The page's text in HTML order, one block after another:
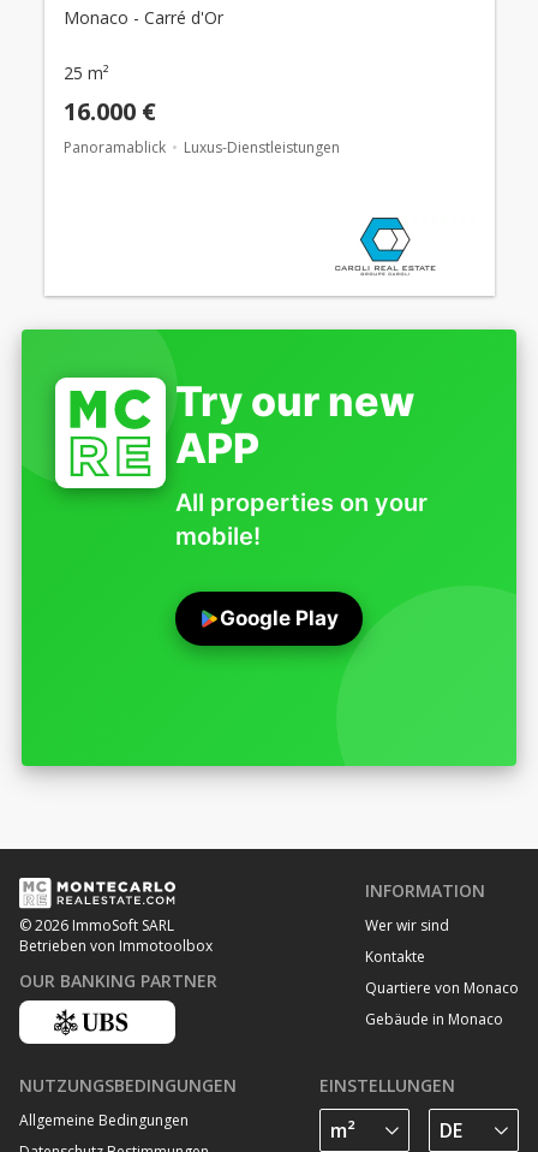
Monaco - Carré d'Or
25 m²
16.000 €
Panoramablick Luxus-Dienstleistungen
Try our new
APP
All properties on your
mobile!
Google Play
© 2026 ImmoSoft SARL
Betrieben von Immotoolbox
OUR BANKING PARTNER
INFORMATION
Wer wir sind
Kontakte
Quartiere von Monaco
Gebäude in Monaco
NUTZUNGSBEDINGUNGEN
Allgemeine Bedingungen
EINSTELLUNGEN